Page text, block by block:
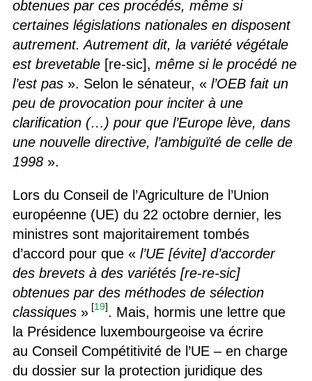
obtenues par ces procédés, même si
certaines législations nationales en disposent
autrement. Autrement dit, la variété végétale
est brevetable[re-sic], même si le procédé ne
l’est pas». Selon le sénateur, « l’OEB fait un
peu de provocation pour inciter à une
clarification (…) pour que l’Europe lève, dans
une nouvelle directive, l’ambiguïté de celle de
1998».
Lors du Conseil de l’Agriculture de l’Union
européenne (UE) du 22 octobre dernier, les
ministres sont majoritairement tombés
d’accord pour que « l’UE [évite] d’accorder
des brevets à des variétés [re-re-sic]
obtenues par des méthodes de sélection
classiques» [19]. Mais, hormis une lettre que
la Présidence luxembourgeoise va écrire
au Conseil Compétitivité de l’UE – en charge
du dossier sur la protection juridique des